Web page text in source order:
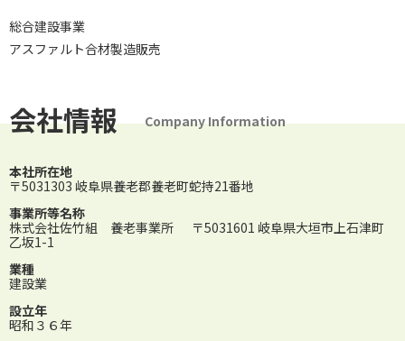
総合建設事業
アスファルト合材製造販売
会社情報 Company Information
本社所在地
〒5031303 岐阜県養老郡養老町蛇持21番地
事業所等名称
株式会社佐竹組 養老事業所
〒5031601 岐阜県大垣市上石津町
乙坂1-1
業種
建設業
設立年
昭和３６年